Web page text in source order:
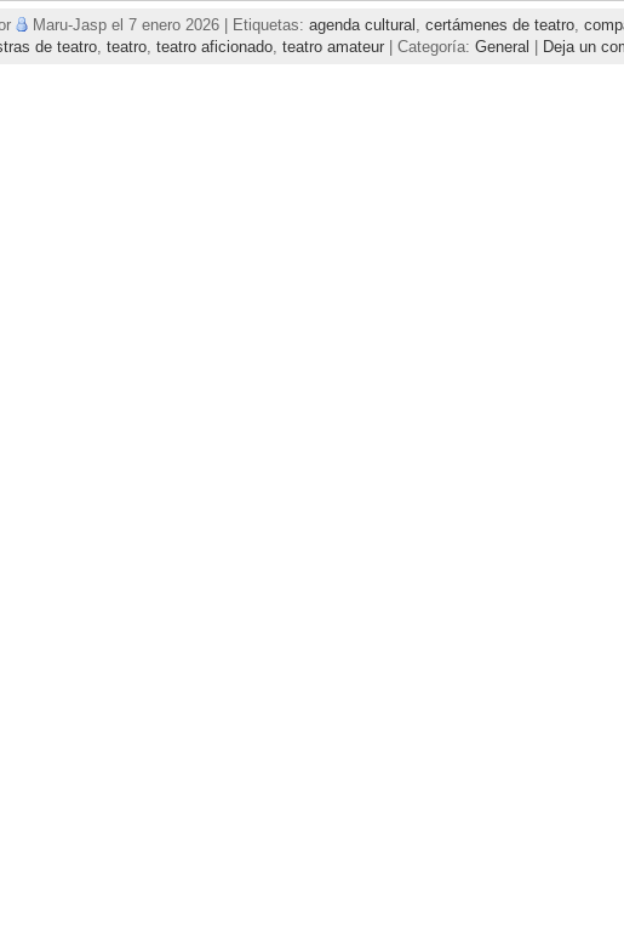
Maru-Jasp el 7 enero 2026 | Etiquetas: agenda cultural , certámenes de teatro,
de teatro, teatro, teatro aficionado, teatro amateur| Categoría: General Deja un